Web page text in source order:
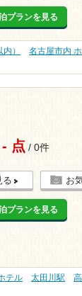
プランを見る
） 名古屋市内
- 点 / 0件
る お
プランを見る
テル 太田川駅